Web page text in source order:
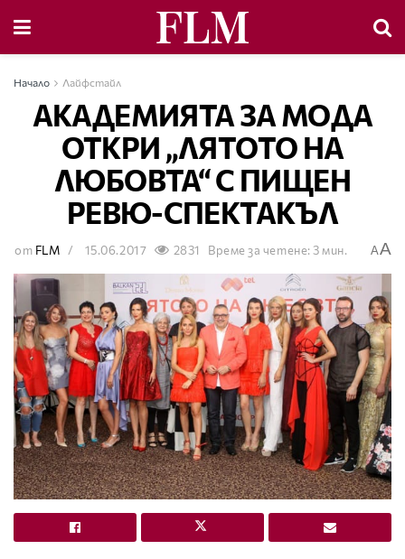
Начало Лайфстайл
АКАДЕМИЯТА ЗА МОДА
ОТКРИ „ЛЯТОТО НА
ЛЮБОВТА“ С ПИЩЕН
РЕВЮ-СПЕКТАКЪЛ
от FLM 15.06.2017 2831 Време за четене: 3 мин. AA